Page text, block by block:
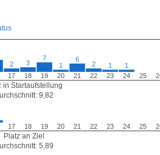
2
17
3
18
7
19
1
20
6
21
2
22
1
23
1
24
25
in Startaufstellung
9,82
17 18 19 20 21 22 23 24 25
Platz an Ziel
5,89